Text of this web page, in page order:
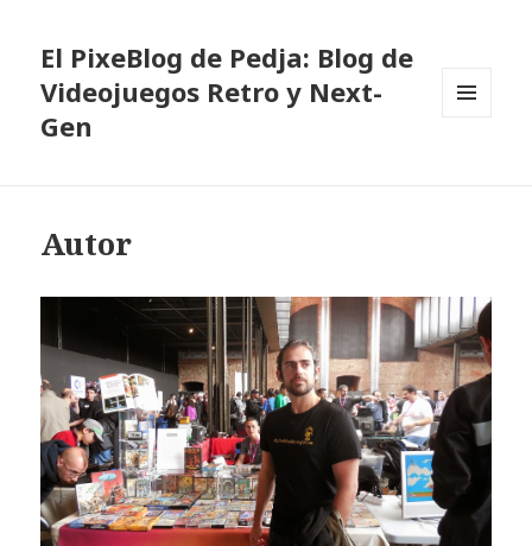
El PixeBlog de Pedja: Blog de
Videojuegos Retro y Next-
Gen
Autor